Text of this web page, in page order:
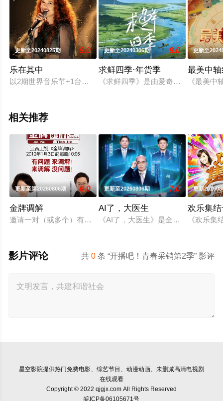
更新至20240825期 9.0
乐在其中
以2期世界音乐节+1台世界音乐盛典的“2+1”模式，邀请国内外
更新至20240306期 9.0
求鲜四季·年货季
《求鲜四季》是由爱奇艺推出的地
更新至
最美中
《最美
相关推荐
更新至第20260806期 6.0
金牌调解
邀请一对（或多个）有矛盾的当事人进入演播室，主持人和人
更新至20260806期 7.0
AI了，大医生
《AI了，大医生》是全国首档“AI+
更新
欢乐集
《欢乐
共0 条 “开播吧！青春采销第2季” 影评
影片评论
星空影院提供热门免费电影、综艺节目、动漫动画、未删减高清电视剧
在线观看
Copyright © 2022 qjgjx.com All Rights Reserved
皖ICP备06105671号